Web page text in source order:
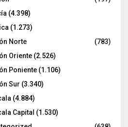
(4.398)
(1.273)
Norte
(783)
Oriente (2.526)
Poniente (1.106)
Sur (3.340)
(4.884)
Capital (1.530)